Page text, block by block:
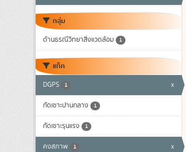
กลุ่ม
ด้านธรณีวิทยาสิ่งแวดล้อม 1
แท็ค
DGPS 1 x
กัดเซาะปานกลาง 1
กัดเซาะรุนแรง 1
คงสภาพ 1 x